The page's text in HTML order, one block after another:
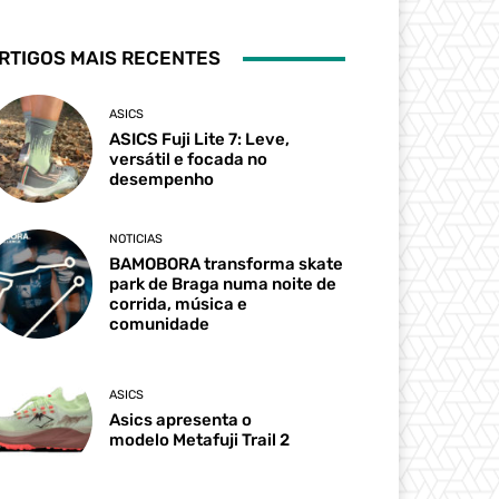
MAIS RECENTES
ASICS
ASICS Fuji Lite 7: Leve,
versátil e focada no
desempenho
NOTICIAS
BAMOBORA transforma skate
park de Braga numa noite de
corrida, música e
comunidade
ASICS
Asics apresenta o
modelo Metafuji Trail 2